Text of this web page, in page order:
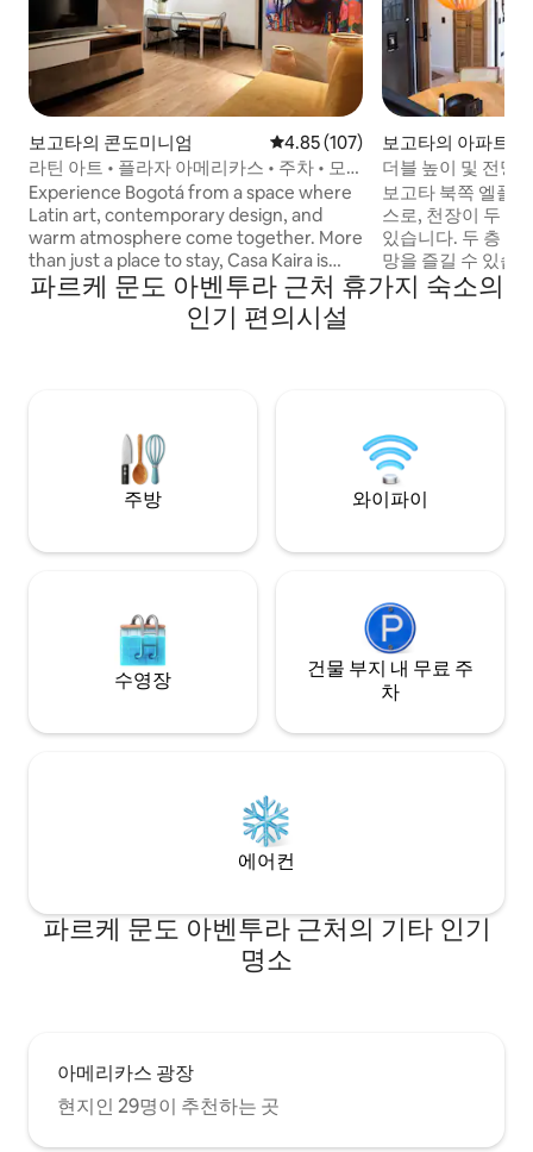
보고타의 콘도미니엄 평점 4.85점(5점 만점), 후기 107
4.85 (107)
라틴 아트 • 플라자 아메리카스 • 주차 • 모
던
Experience Bogotá from a space where
Latin art, contemporary design, and
warm atmosphere come together. More
than just a place to stay, Casa Kaira is
designed for families, couples, and
travelers looking for something truly
unique. Just steps from Plaza de las
보고타의 아파트
더블 높이 및 전망
우스 • 엘 폴로
보고타 북쪽 엘폴
스로, 천장이 두 배
있습니다. 두 층 모
망을 즐길 수 있습
가 있는 침실 2개
수 있습니다. 욕실
360° 공용 테라스
및 주차는 유료로
파르케 문도 아벤투라 근처 휴가지 숙소의
인기 편의시설
주방 와이파이
수영장
건물 부지 내 무료 주
차
에어컨
파르케 문도 아벤투라 근처의 기타 인기
명소
아메리카스 광장
현지인 29명이 추천하는 곳